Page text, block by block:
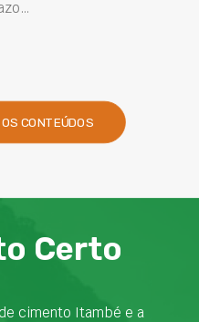
das obras são desafios
CONTEÚDOS
Certo
cimento Itambé e a